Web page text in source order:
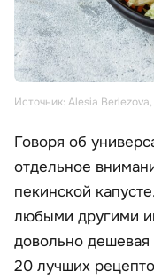
Источник: Alesia
Говоря об
отдельное
пекинской
любыми другими
довольно дешевая
20 лучших